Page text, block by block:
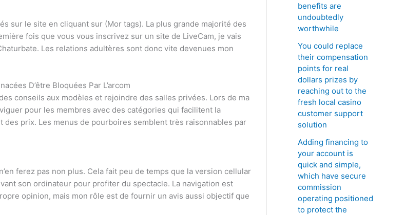
sur le site en cliquant sur (Mor tags). La plus grande majorité des
fois que vous vous inscrivez sur un site de LiveCam, je vais
Les relations adultères sont donc vite devenues mon
D’être Bloquées Par L’arcom
conseils aux modèles et rejoindre des salles privées. Lors de ma
pour les membres avec des catégories qui facilitent la
des prix. Les menus de pourboires semblent très raisonnables par
ferez pas non plus. Cela fait peu de temps que la version cellular
son ordinateur pour profiter du spectacle. La navigation est
opinion, mais mon rôle est de fournir un avis aussi objectif que
benefits are
undoubtedly
worthwhile
You could replace
their compensation
points for real
dollars prizes by
reaching out to the
fresh local casino
customer support
solution
Adding financing to
your account is
quick and simple,
which have secure
commission
operating positioned
to protect the